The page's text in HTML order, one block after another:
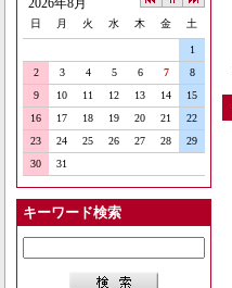
日 月 火 水 木 金 土
1
2
3 4 5 6 7
8
9
10 11 12 13 14
15
16
17 18 19 20 21
22
23
24 25 26 27 28
29
30
31
キーワード検索